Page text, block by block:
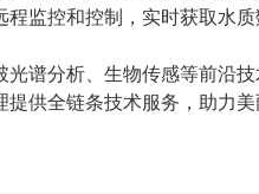
监控和控制，实时获取水
谱分析、生物传感等前沿
供全链条技术服务，助力